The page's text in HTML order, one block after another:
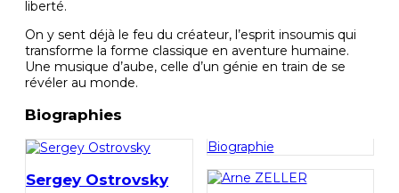
liberté.
On y sent déjà le feu du créateur, l’esprit insoumis qui
transforme la forme classique en aventure humaine.
Une musique d’aube, celle d’un génie en train de se
révéler au monde.
Biographies
Sergey Ostrovsky
Biographie